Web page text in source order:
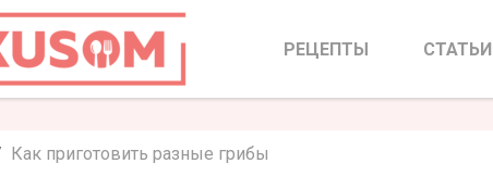
Как приготовить разные грибы
РЕЦЕПТЫ СТАТЬИ
Как приготовить разные грибы